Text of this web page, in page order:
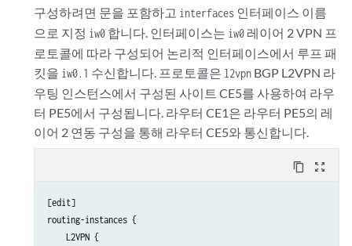
구성하려면 문을 포함하고 interfaces 인터페이스 이름
으로 지정 iw0 합니다. 인터페이스는 iw0 레이어 2 VPN 프
로토콜에 따라 구성되어 논리적 인터페이스에서 루프 패
킷을 iw0.1 수신합니다. 프로토콜은 l2vpn BGP L2VPN 라
우팅 인스턴스에서 구성된 사이트 CE5를 사용하여 라우
터 PE5에서 구성됩니다. 라우터 CE1은 라우터 PE5의 레
이어 2 연동 구성을 통해 라우터 CE5와 통신합니다.
content_copy zoom_out_map
[edit]
routing-instances {
    L2VPN {